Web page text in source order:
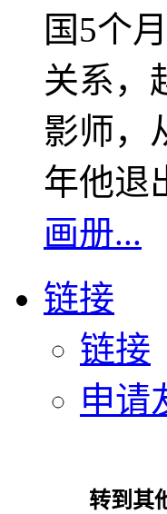
国5个
关系，
影师，
年他退
画册...
链接
链接
申请
转到其